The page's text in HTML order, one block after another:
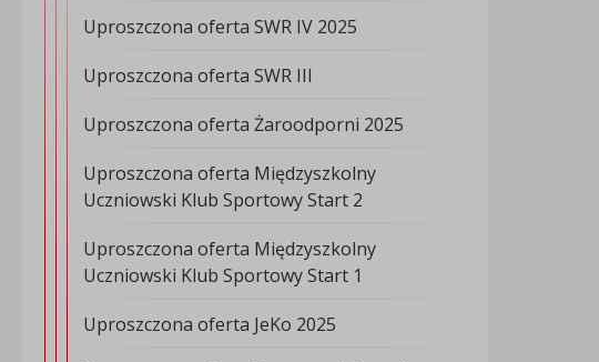
Uproszczona oferta SWR IV 2025
Uproszczona oferta SWR III
Uproszczona oferta Żaroodporni 2025
Uproszczona oferta Międzyszkolny
Uczniowski Klub Sportowy Start 2
Uproszczona oferta Międzyszkolny
Uczniowski Klub Sportowy Start 1
Uproszczona oferta JeKo 2025